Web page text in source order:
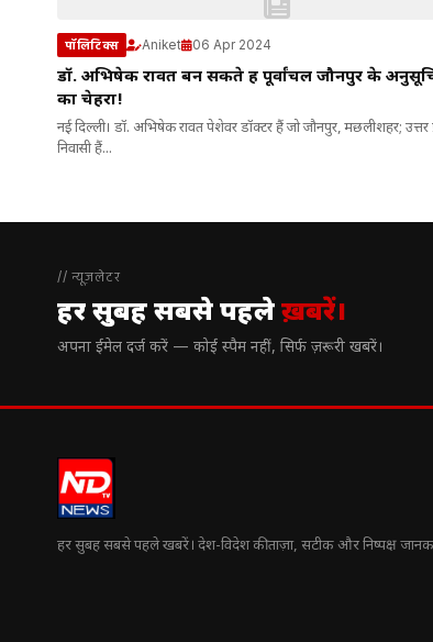
पॉलिटिक्स Aniket 06 Apr 2024
डॉ. अभिषेक रावत बन सकते हैं पूर्वांचल जौनपुर के
का चेहरा!
नई दिल्ली। डॉ. अभिषेक रावत पेशेवर डॉक्टर हैं जो जौनपुर, मछलीशहर;
निवासी हैं...
// न्यूज़लेटर
हर सुबह सबसे पहलेख़बरें।
अपना ईमेल दर्ज करें — कोई स्पैम नहीं, सिर्फ ज़रूरी खबरें।
हर सुबह सबसे पहले खबरें। देश-विदेश की ताज़ा, सटीक और निष्पक्ष